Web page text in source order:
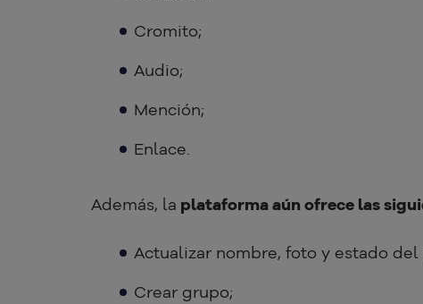
Cromito;
Audio;
Mención;
Enlace.
Además, la plataforma aún ofrece las
Actualizar nombre, foto y estado
Crear grupo;